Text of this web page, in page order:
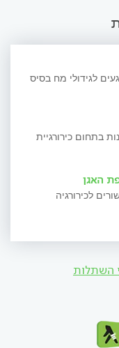
לגידולי מח בסיס
בתחום כירורגיית
האגן
לכירורגיה
השתלות